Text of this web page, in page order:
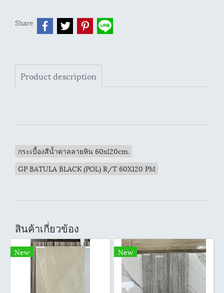
Share
Product description
กระเบื้องสีน้ำตาลลายหิน 60x120cm.
GP BATULA BLACK (POL) R/T 60X120 PM
สินค้าเกี่ยวข้อง
New New